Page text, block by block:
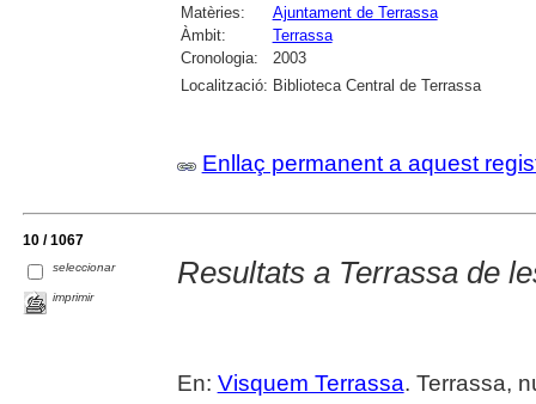
Matèries:
Ajuntament de Terrassa
Àmbit:
Terrassa
Cronologia:
2003
Localització: Biblioteca Central de Terrassa
Enllaç permanent a aquest
10 / 1067
seleccionar
imprimir
Resultats a Terrassa de
En: Visquem Terrassa. Terrassa,